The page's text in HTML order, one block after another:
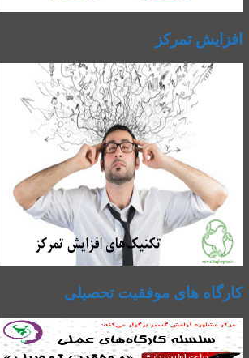
افزایش تمرکز
کارگاه های موفقیت تحصیلی